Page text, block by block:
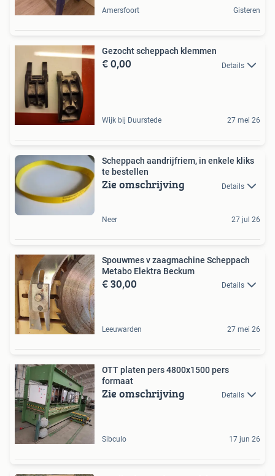
Amersfoort Gisteren
Gezocht scheppach klemmen
€ 0,00 Details
Wijk bij Duurstede 27 mei 26
Scheppach aandrijfriem, in enkele kliks
te bestellen
Zie omschrijving Details
Neer 27 jul 26
Spouwmes v zaagmachine Scheppach
Metabo Elektra Beckum
€ 30,00 Details
Leeuwarden 27 mei 26
OTT platen pers 4800x1500 pers
formaat
Zie omschrijving Details
Sibculo 17 jun 26